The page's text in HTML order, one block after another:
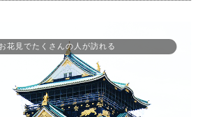
花見でたくさんの人が訪れる